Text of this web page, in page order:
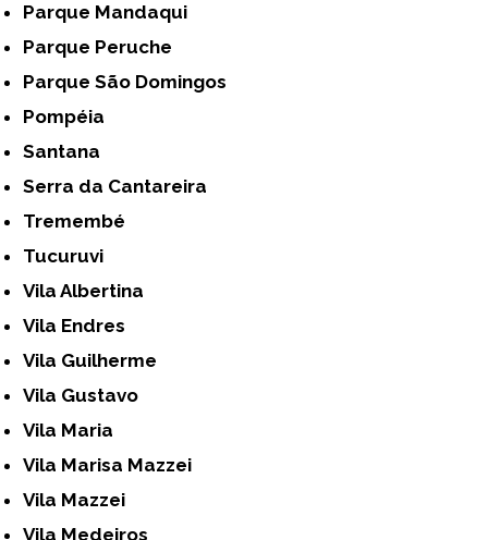
Parque Mandaqui
Parque Peruche
Parque São Domingos
Pompéia
Santana
Serra da Cantareira
Tremembé
Tucuruvi
Vila Albertina
Vila Endres
Vila Guilherme
Vila Gustavo
Vila Maria
Vila Marisa Mazzei
Vila Mazzei
Vila Medeiros